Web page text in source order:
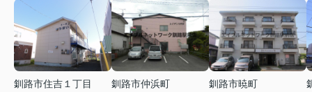
釧路市住吉１丁目
釧路市仲浜町
釧路市暁町